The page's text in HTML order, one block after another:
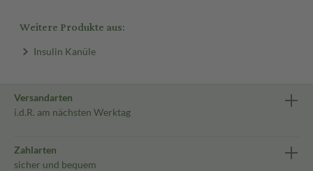
Weitere Produkte aus:
Insulin Kanüle
Versandarten
i.d.R. am nächsten Werktag
Zahlarten
sicher und bequem